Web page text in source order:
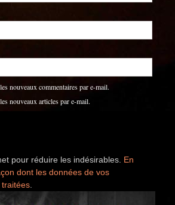
nouveaux commentaires par e-mail.
nouveaux articles par e-mail.
pour réduire les indésirables. En
dont les données de vos